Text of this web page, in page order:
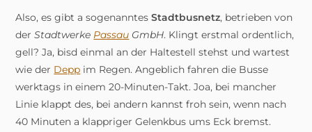
Also, es gibt a sogenanntesStadtbusnetz, betrieben von
derStadtwerke Passau GmbH. Klingt erstmal ordentlich,
gell? Ja, bisd einmal an der Haltestell stehst und wartest
wie der Depp im Regen. Angeblich fahren die Busse
werktags in einem 20-Minuten-Takt. Joa, bei mancher
Linie klappt des, bei andern kannst froh sein, wenn nach
40 Minuten a klappriger Gelenkbus ums Eck bremst.